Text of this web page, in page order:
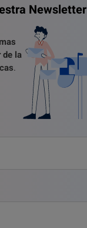
Newsletter
de la
.